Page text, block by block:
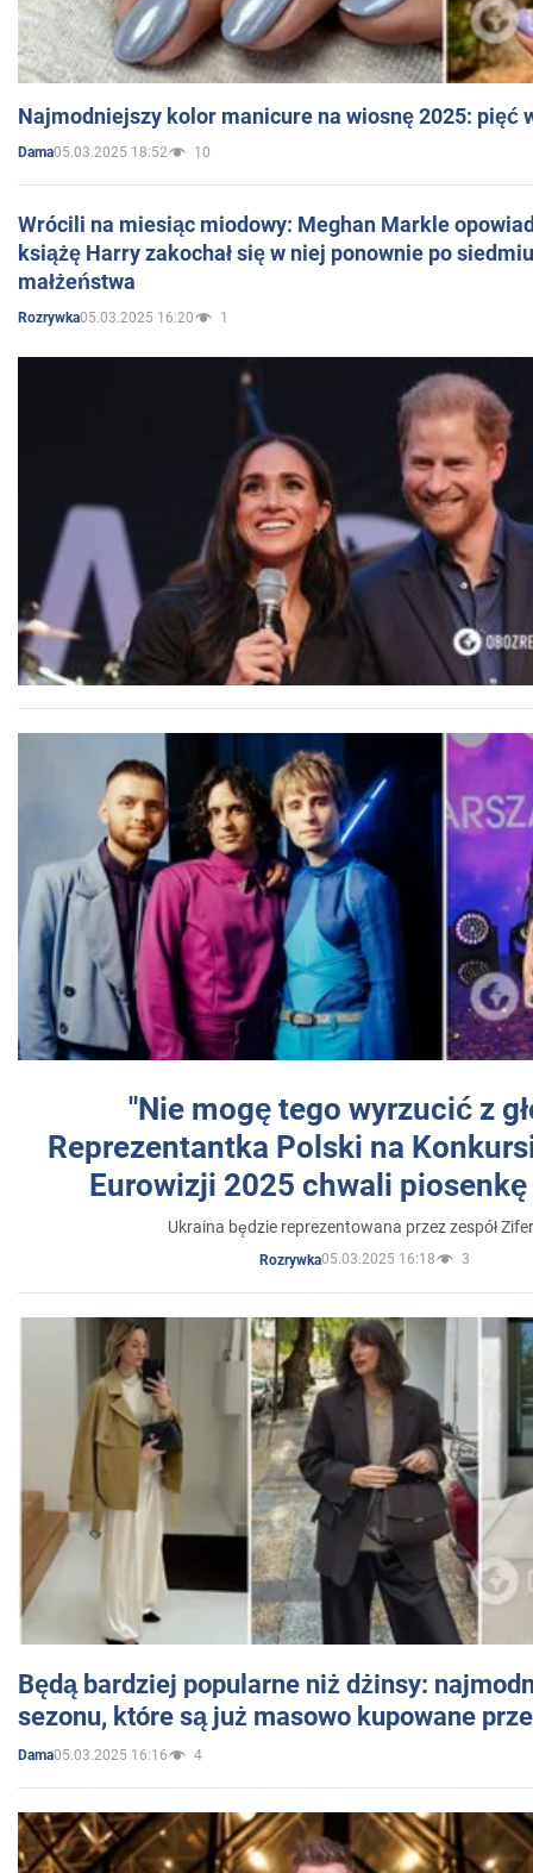
Najmodniejszy kolor manicure na wiosnę 2025: pięć
Dama05.03.2025 18:52 10
Wrócili na miesiąc miodowy: Meghan Markle
książę Harry zakochał się w niej ponownie po
małżeństwa
Rozrywka05.03.2025 16:20 1
"Nie mogę tego wyrzucić z
Reprezentantka Polski na
Eurowizji 2025 chwali
Ukraina będzie reprezentowana przez zespół
Rozrywka05.03.2025 16:18 3
Będą bardziej popularne niż dżinsy:
sezonu, które są już masowo kupowane
Dama05.03.2025 16:16 4